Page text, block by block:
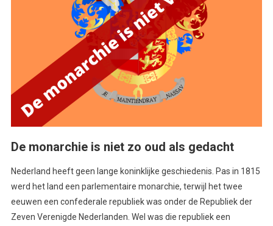
De monarchie is niet zo oud als gedacht
Nederland heeft geen lange koninklijke geschiedenis. Pas in 1815
werd het land een parlementaire monarchie, terwijl het twee
eeuwen een confederale republiek was onder de Republiek der
Zeven Verenigde Nederlanden. Wel was die republiek een